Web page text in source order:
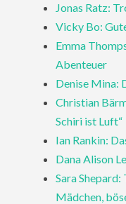
Jonas Ratz:
Vicky Bo:
Emma
Abenteuer
Denise Mina:
Christian
Schiri ist Luft“
Ian Rankin:
Dana Alison
Sara
Mädchen,